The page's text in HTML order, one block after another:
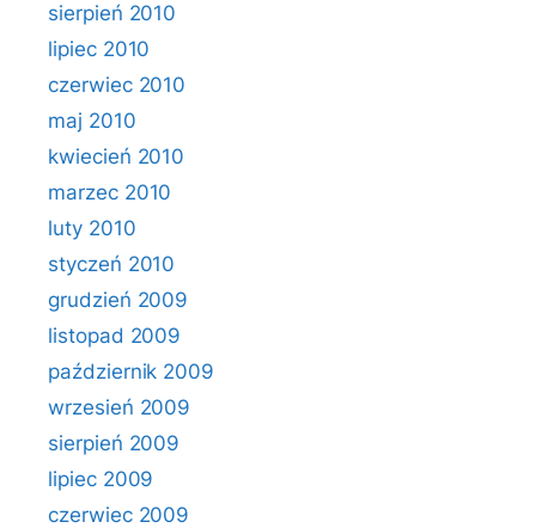
sierpień 2010
lipiec 2010
czerwiec 2010
maj 2010
kwiecień 2010
marzec 2010
luty 2010
styczeń 2010
grudzień 2009
listopad 2009
październik 2009
wrzesień 2009
sierpień 2009
lipiec 2009
czerwiec 2009